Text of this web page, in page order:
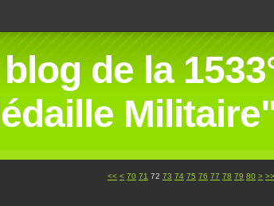
de la
<< < 10
20
30
40
50
60
70 71 72 73 74 75 76 77 78 79 80 > >>